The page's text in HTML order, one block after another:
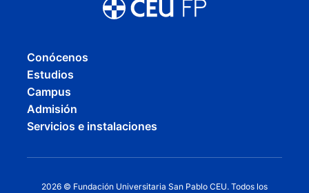
Conócenos
Estudios
Campus
Admisión
Servicios e instalaciones
2026 © Fundación Universitaria San Pablo CEU. Todos los